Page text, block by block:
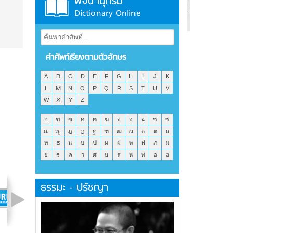
Dictionary Online
คำศัพท์เรียงตามตัวอักษร
A B C D E F G H I J
K
L
M N O P Q R S T U
V
W
X Y Z
ก ข ฃ ค ฅ ฆ ง จ ฉ ช
ซ
ฌ
ญ ฎ ฏ ฐ ฑ ฒ ณ ด ต
ถ
ท
ธ น บ ป ผ ฝ พ ฟ ภ
ม
ย
ร ล ว ศ ษ ส ห ฬ อ ฮ
ธรรมะ - ปรัชญา